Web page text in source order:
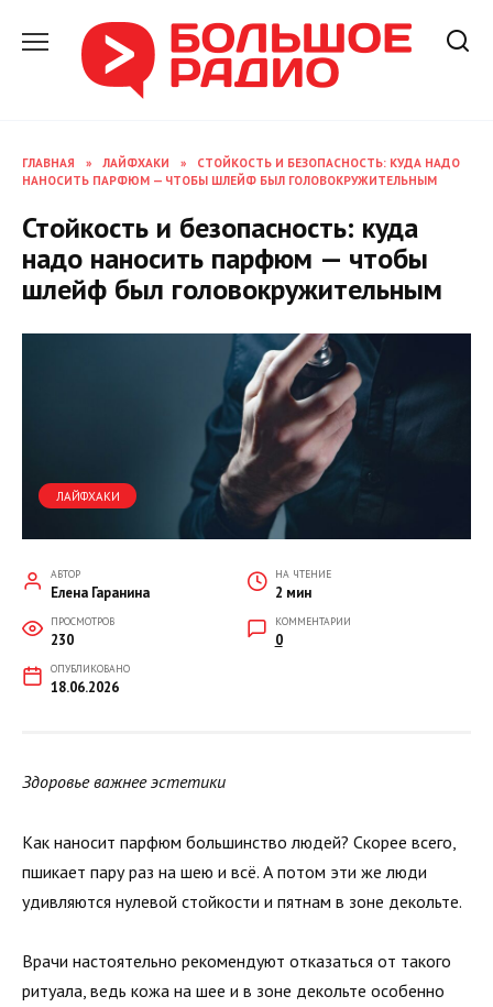
содержанию
ГЛАВНАЯ » ЛАЙФХАКИ »
СТОЙКОСТЬ И БЕЗОПАСНОСТЬ: КУДА НАДО
НАНОСИТЬ ПАРФЮМ — ЧТОБЫ ШЛЕЙФ БЫЛ ГОЛОВОКРУЖИТЕЛЬНЫМ
Стойкость и безопасность: куда
надо наносить парфюм — чтобы
шлейф был головокружительным
ЛАЙФХАКИ
АВТОР
Елена Гаранина
НА ЧТЕНИЕ
2 мин
ПРОСМОТРОВ
230
КОММЕНТАРИИ
0
ОПУБЛИКОВАНО
18.06.2026
Здоровье важнее эстетики
Как наносит парфюм большинство людей? Скорее всего,
пшикает пару раз на шею и всё. А потом эти же люди
удивляются нулевой стойкости и пятнам в зоне декольте.
Врачи настоятельно рекомендуют отказаться от такого
ритуала, ведь кожа на шее и в зоне декольте особенно